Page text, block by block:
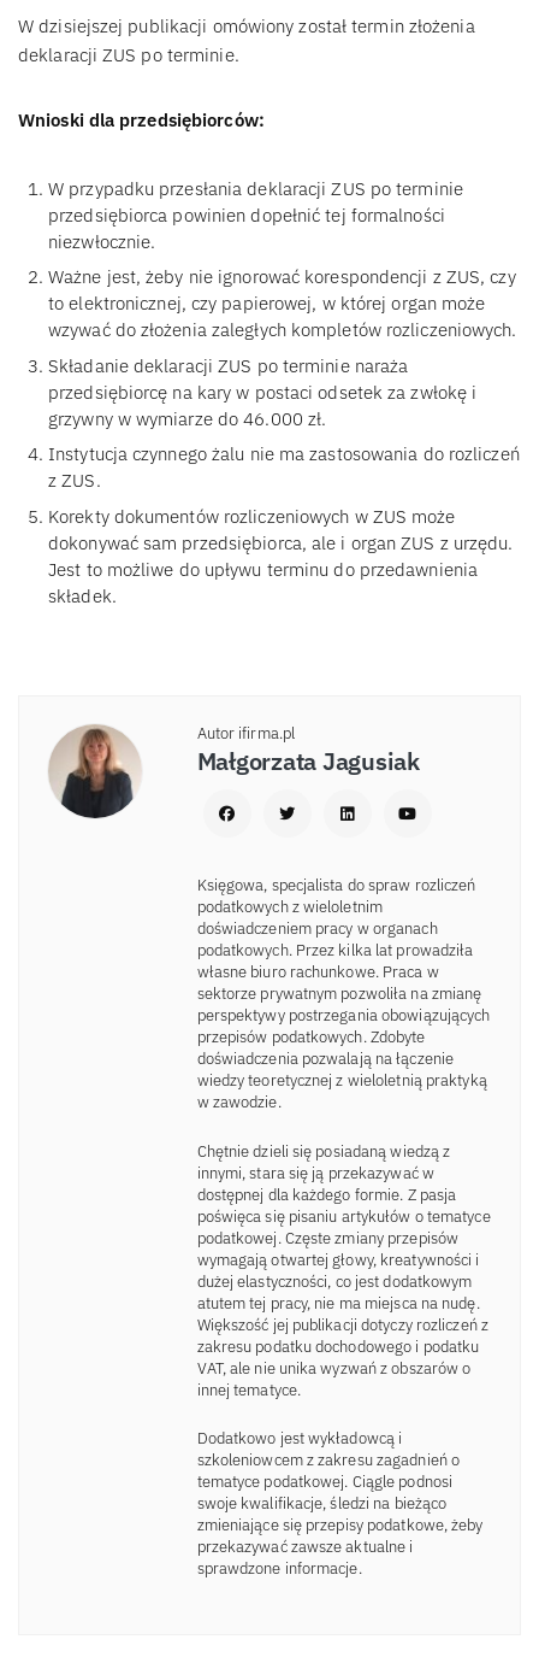
W dzisiejszej publikacji omówiony został termin złożenia
deklaracji ZUS po terminie.
Wnioski dla przedsiębiorców:
W przypadku przesłania deklaracji ZUS po terminie
przedsiębiorca powinien dopełnić tej formalności
niezwłocznie.
Ważne jest, żeby nie ignorować korespondencji z ZUS, czy
to elektronicznej, czy papierowej, w której organ może
wzywać do złożenia zaległych kompletów rozliczeniowych.
Składanie deklaracji ZUS po terminie naraża
przedsiębiorcę na kary w postaci odsetek za zwłokę i
grzywny w wymiarze do 46.000 zł.
Instytucja czynnego żalu nie ma zastosowania do rozliczeń
z ZUS.
Korekty dokumentów rozliczeniowych w ZUS może
dokonywać sam przedsiębiorca, ale i organ ZUS z urzędu.
Jest to możliwe do upływu terminu do przedawnienia
składek.
Autor ifirma.pl
Małgorzata Jagusiak
Księgowa, specjalista do spraw rozliczeń
podatkowych z wieloletnim
doświadczeniem pracy w organach
podatkowych. Przez kilka lat prowadziła
własne biuro rachunkowe. Praca w
sektorze prywatnym pozwoliła na zmianę
perspektywy postrzegania obowiązujących
przepisów podatkowych. Zdobyte
doświadczenia pozwalają na łączenie
wiedzy teoretycznej z wieloletnią praktyką
w zawodzie.
Chętnie dzieli się posiadaną wiedzą z
innymi, stara się ją przekazywać w
dostępnej dla każdego formie. Z pasja
poświęca się pisaniu artykułów o tematyce
podatkowej. Częste zmiany przepisów
wymagają otwartej głowy, kreatywności i
dużej elastyczności, co jest dodatkowym
atutem tej pracy, nie ma miejsca na nudę.
Większość jej publikacji dotyczy rozliczeń z
zakresu podatku dochodowego i podatku
VAT, ale nie unika wyzwań z obszarów o
innej tematyce.
Dodatkowo jest wykładowcą i
szkoleniowcem z zakresu zagadnień o
tematyce podatkowej. Ciągle podnosi
swoje kwalifikacje, śledzi na bieżąco
zmieniające się przepisy podatkowe, żeby
przekazywać zawsze aktualne i
sprawdzone informacje.